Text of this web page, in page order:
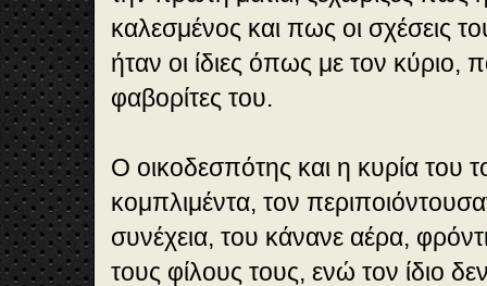
καλεσμένος και πως οι σχέσεις
ήταν οι ίδιες όπως με τον κύριο,
φαβορίτες του.
Ο οικοδεσπότης και η κυρία του
κομπλιμέντα, τον
συνέχεια, του κάνανε αέρα,
τους φίλους τους, ενώ τον ίδιο